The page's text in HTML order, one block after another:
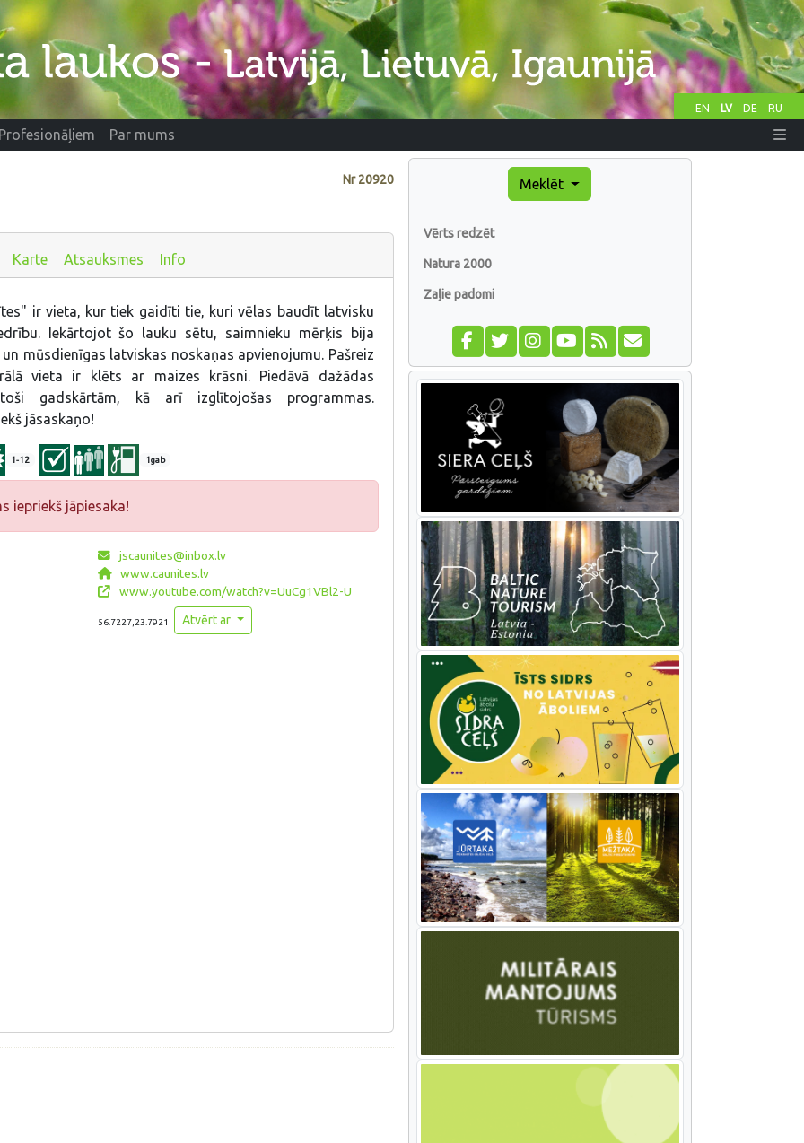
EN LV DE RU
Profesionāļiem Par mums
Nr20920
Karte Atsauksmes Info
ir vieta, kur tiek gaidīti tie, kuri vēlas baudīt latvisku
Iekārtojot šo lauku sētu, saimnieku mērķis bija
mūsdienīgas latviskas noskaņas apvienojumu. Pašreiz
vieta ir klēts ar maizes krāsni. Piedāvā dažādas
gadskārtām, kā arī izglītojošas programmas.
jāsaskaņo!
1-12 1gab
iepriekš jāpiesaka!
jscaunites@inbox.lv
www.caunites.lv
www.youtube.com/watch?v=UuCg1VBl2-U
56.7227,23.7921 Atvērt ar
Meklēt
Vērts redzēt
Natura 2000
Zaļie padomi